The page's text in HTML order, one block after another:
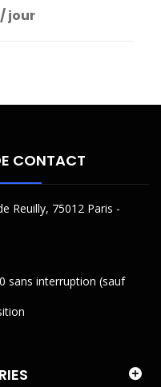
jour
CONTACT
Reuilly, 75012 Paris -
sans interruption (sauf